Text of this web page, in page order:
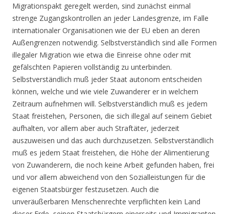
Migrationspakt geregelt werden, sind zunächst einmal
strenge Zugangskontrollen an jeder Landesgrenze, im Falle
internationaler Organisationen wie der EU eben an deren
Außengrenzen notwendig. Selbstverständlich sind alle Formen
illegaler Migration wie etwa die Einreise ohne oder mit
gefälschten Papieren vollständig zu unterbinden.
Selbstverständlich muß jeder Staat autonom entscheiden
können, welche und wie viele Zuwanderer er in welchem
Zeitraum aufnehmen will. Selbstverständlich muß es jedem
Staat freistehen, Personen, die sich illegal auf seinem Gebiet
aufhalten, vor allem aber auch Straftäter, jederzeit
auszuweisen und das auch durchzusetzen. Selbstverständlich
muß es jedem Staat freistehen, die Höhe der Alimentierung
von Zuwanderern, die noch keine Arbeit gefunden haben, frei
und vor allem abweichend von den Sozialleistungen für die
eigenen Staatsbürger festzusetzen. Auch die
unveräußerbaren Menschenrechte verpflichten kein Land